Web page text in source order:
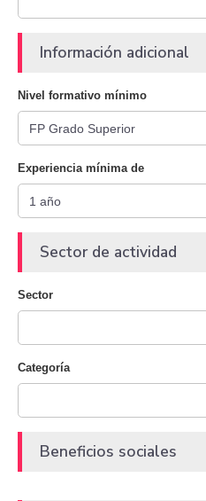
Información adicional
Nivel formativo mínimo
Experiencia mínima de
Sector de actividad
Sector
Categoría
Beneficios sociales